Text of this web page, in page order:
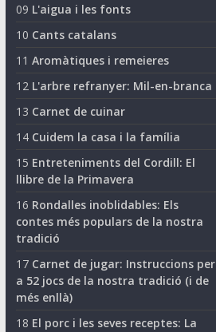
09 L'aigua i les fonts
10 Cants catalans
11 Aromàtiques i remeieres
12 L'arbre refranyer: Mil-en-branca
13 Carnet de cuinar
14 Cuidem la casa i la família
15 Entreteniments del Cordill: El
llibre de la Primavera
16 Rondalles inoblidables: Els
contes més populars de la nostra
tradició
17 Carnet de jugar: Instruccions per
a 52 jocs de la nostra tradició (i de
més enllà)
18 El porc i les seves receptes: La